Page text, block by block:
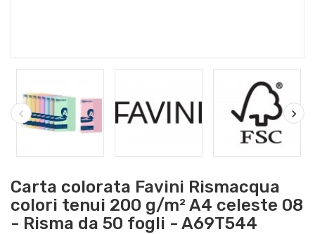
Carta colorata Favini Rismacqua
colori tenui 200 g/m² A4 celeste 08
- Risma da 50 fogli - A69T544